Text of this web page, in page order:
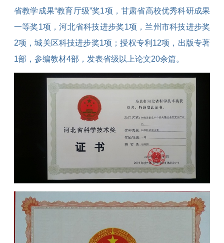
省教学成果“教育厅级”奖1项，甘肃省高校优秀科研成果
一等奖1项，河北省科技进步奖1项，兰州市科技进步奖
2项，城关区科技进步奖1项；授权专利 12项，出版专著
1部，参编教材4部，发表省级以上论文20余篇。